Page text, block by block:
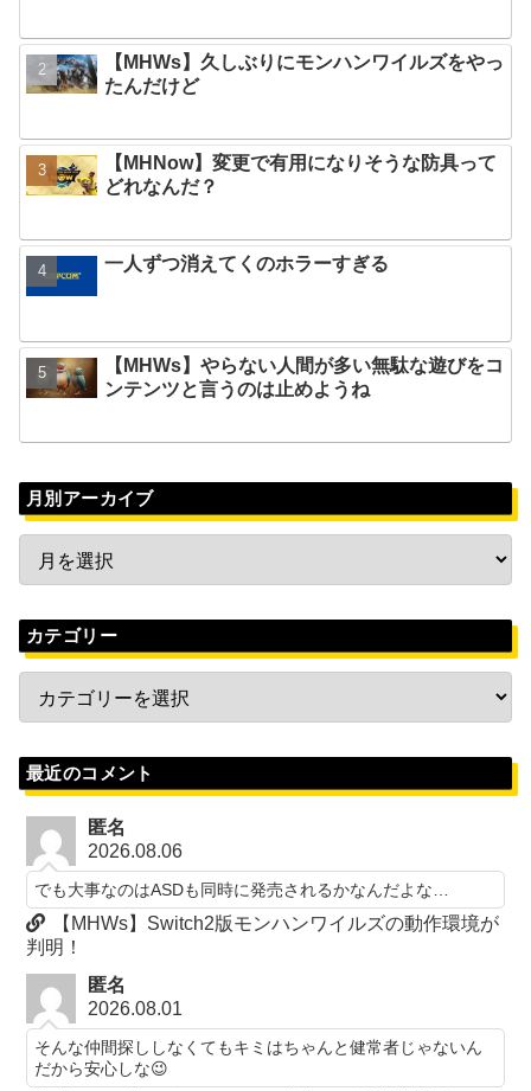
【MHWs】久しぶりにモンハンワイルズをやっ
たんだけど
【MHNow】変更で有用になりそうな防具って
どれなんだ？
一人ずつ消えてくのホラーすぎる
【MHWs】やらない人間が多い無駄な遊びをコ
ンテンツと言うのは止めようね
月別アーカイブ
カテゴリー
最近のコメント
匿名
2026.08.06
でも大事なのはASDも同時に発売されるかなんだよな…
【MHWs】Switch2版モンハンワイルズの動作環境が
判明！
匿名
2026.08.01
そんな仲間探ししなくてもキミはちゃんと健常者じゃないん
だから安心しな😉